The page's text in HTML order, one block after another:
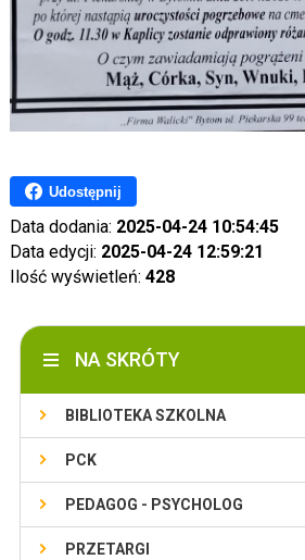
Udostępnij
Data dodania: 2025-04-24 10:54:45
Data edycji: 2025-04-24 12:59:21
Ilość wyświetleń: 428
NA SKRÓTY
BIBLIOTEKA SZKOLNA
PCK
PEDAGOG - PSYCHOLOG
PRZETARGI